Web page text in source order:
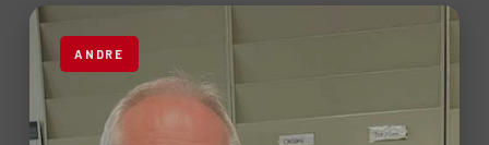
ANDRE